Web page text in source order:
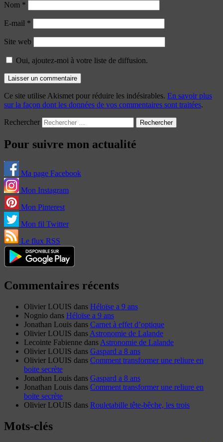
Nom *
E-mail *
Site web
Oui, ajoutez-moi à votre liste de diffusion.
Ce site utilise Akismet pour réduire les indésirables. En savoir plus
sur la façon dont les données de vos commentaires sont traitées.
Rechercher
Pour suivre mon actualité
Ma page Facebook
Mon Instagram
Mon Pinterest
Mon fil Twitter
Le flux RSS
Commentaires récents
Olivier LOUIS dans Héloïse a 9 ans
Nognio dans Héloïse a 9 ans
Jonathan Louis dans Carnet à effet d’optique
Olivier LOUIS dans Astronomie de Lalande
Lecointe Fabienne dans Astronomie de Lalande
Olivier LOUIS dans Gaspard a 8 ans
Olivier LOUIS dans Comment transformer une reliure en
boite secrète
Jonathan Louis dans Gaspard a 8 ans
Jonathan Louis dans Comment transformer une reliure en
boite secrète
Olivier LOUIS dans Rouletabille tête-bêche, les trois
Mots-clés